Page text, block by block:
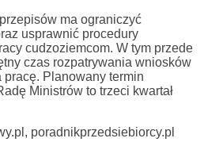
ma ograniczyć
usprawnić procedury
cudzoziemcom. W tym przede
czas rozpatrywania wniosków
Planowany termin
Ministrów to trzeci kwartał
poradnikprzedsiebiorcy.pl